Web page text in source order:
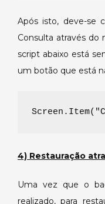
Após isto, deve-se
Consulta através do
script abaixo está
um botão que está
4) Restauração
Uma vez que o
realizado, para